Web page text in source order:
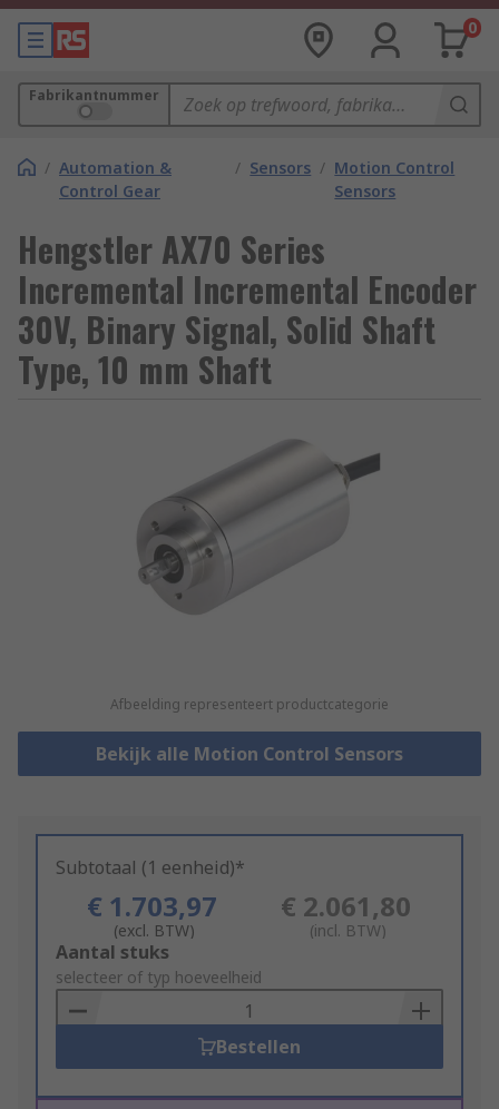
0
Fabrikantnummer
/ Automation &
Control Gear
/ Sensors / Motion Control
Sensors
Hengstler AX70 Series
Incremental Incremental Encoder
30V, Binary Signal, Solid Shaft
Type, 10 mm Shaft
Afbeelding representeert productcategorie
Bekijk alle Motion Control Sensors
Subtotaal (1 eenheid)*
€ 1.703,97
(excl. BTW)
€ 2.061,80
(incl. BTW)
Add
to
Basket
Aantal stuks
selecteer of typ hoeveelheid
Bestellen